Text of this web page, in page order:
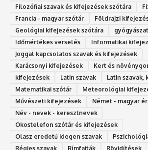
Filozófiai szavak és kifejezések szótára
Francia - magyar szótár
Földrajzi
Geológiai kifejezések szótára
Időmértékes verselés
Informatikai
Joggal kapcsolatos szavak és kifejezések
Karácsonyi kifejezések
Kert és
kifejezések
Latin szavak
Latin szavak,
Matematikai szótár
Meteorológiai
Művészeti kifejezések
Német - magyar
Név - nevek - keresztnevek
Okostelefon szótár és kifejezések
Olasz eredetű idegen szavak
Régies szavak
Rímfajták Rövidítések